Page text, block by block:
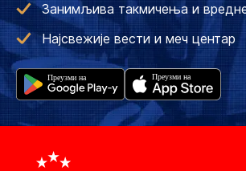
Занимљива такмичења и
Најсвежије вести и меч центар